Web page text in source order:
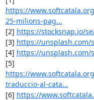
https://
25-milions-pag...
[2] https://stocksnap.io/
[3] https://unsplash.com/
[4] https://unsplash.com/
https://
traduccio-al-cata...
[6] https://